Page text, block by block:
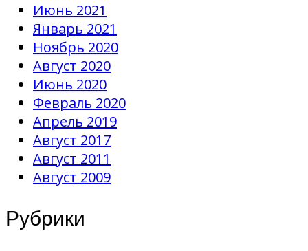
Июнь 2021
Январь 2021
Ноябрь 2020
Август 2020
Июнь 2020
Февраль 2020
Апрель 2019
Август 2017
Август 2011
Август 2009
Рубрики